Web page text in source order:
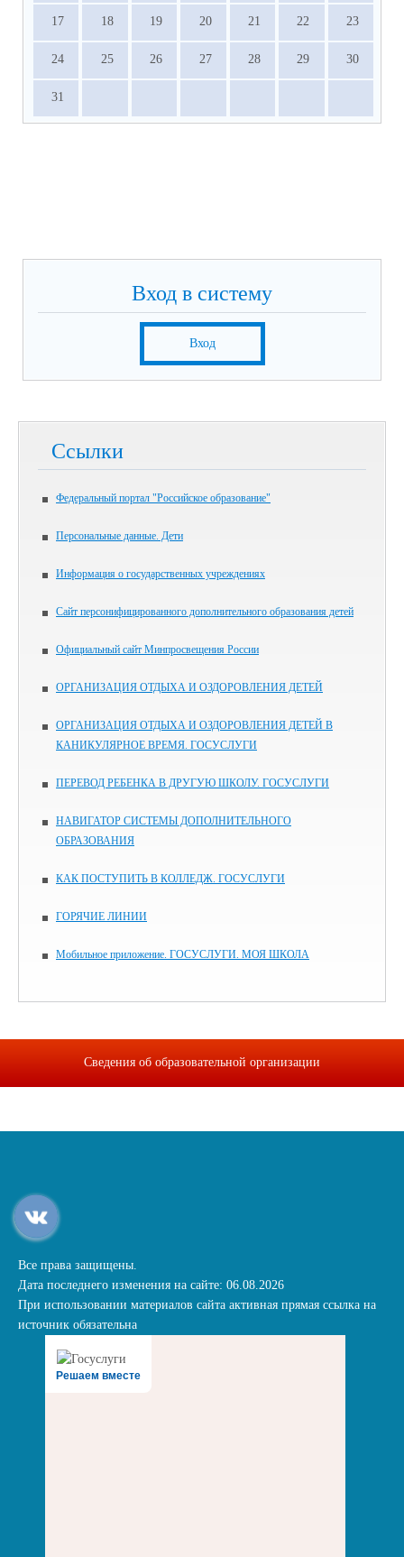
17 18 19 20 21 22 23
24 25 26 27 28 29 30
31
Вход в систему
Вход
Ссылки
Федеральный портал "Российское образование"
Персональные данные. Дети
Информация о государственных учреждениях
Сайт персонифицированного дополнительного образования детей
Официальный сайт Минпросвещения России
ОРГАНИЗАЦИЯ ОТДЫХА И ОЗДОРОВЛЕНИЯ ДЕТЕЙ
ОРГАНИЗАЦИЯ ОТДЫХА И ОЗДОРОВЛЕНИЯ ДЕТЕЙ В
КАНИКУЛЯРНОЕ ВРЕМЯ. ГОСУСЛУГИ
ПЕРЕВОД РЕБЕНКА В ДРУГУЮ ШКОЛУ. ГОСУСЛУГИ
НАВИГАТОР СИСТЕМЫ ДОПОЛНИТЕЛЬНОГО
ОБРАЗОВАНИЯ
КАК ПОСТУПИТЬ В КОЛЛЕДЖ. ГОСУСЛУГИ
ГОРЯЧИЕ ЛИНИИ
Мобильное приложение. ГОСУСЛУГИ. МОЯ ШКОЛА
Сведения об образовательной организации
Все права защищены.
Дата последнего изменения на сайте: 06.08.2026
При использовании материалов сайта активная прямая ссылка на
источник обязательна
Решаем вместе